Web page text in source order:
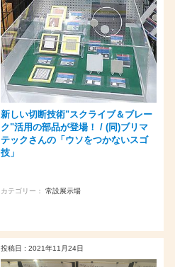
新しい切断技術"スクライブ＆ブレー
ク"活用の部品が登場！ / (同)ブリマ
テックさんの「ウソをつかないスゴ
技」
カテゴリー： 常設展示場
投稿日 : 2021年11月24日